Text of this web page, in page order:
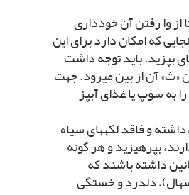
وا رفتن آن خوددارى
که امکان دارد براى این
بپزید. باید توجه داشت
«ث» آن از بین مى‏رود. جهت
به سوپ یا غذاى آب‏پز
و فاقد لکه‏هاى سیاه
بپرهیزید و هر گونه
داشته باشند که
دل‏درد و خستگى